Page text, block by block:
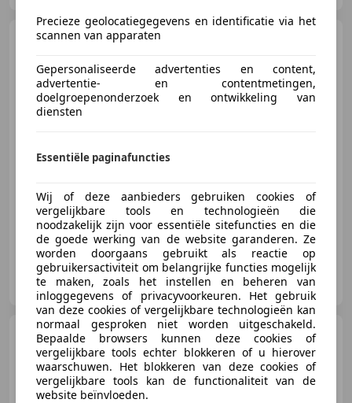
07/2026 10 km Benzine 220 kW (299 PK)
Autobedrijf Ebus
NL-7075 EA ETTEN GLD
Audi Q5 Sportback 2.0 TFSI e-
hybrid quattro S edition Comp
Precieze geolocatiegegevens en identificatie via het
scannen van apparaten
Gepersonaliseerde advertenties en content,
advertentie- en contentmetingen,
doelgroepenonderzoek en ontwikkeling van
diensten
Essentiële paginafuncties
Wij of deze aanbieders gebruiken cookies of
vergelijkbare tools en technologieën die
noodzakelijk zijn voor essentiële sitefuncties en die
de goede werking van de website garanderen. Ze
worden doorgaans gebruikt als reactie op
gebruikersactiviteit om belangrijke functies mogelijk
te maken, zoals het instellen en beheren van
inloggegevens of privacyvoorkeuren. Het gebruik
van deze cookies of vergelijkbare technologieën kan
normaal gesproken niet worden uitgeschakeld.
Bepaalde browsers kunnen deze cookies of
vergelijkbare tools echter blokkeren of u hierover
waarschuwen. Het blokkeren van deze cookies of
vergelijkbare tools kan de functionaliteit van de
website beïnvloeden.